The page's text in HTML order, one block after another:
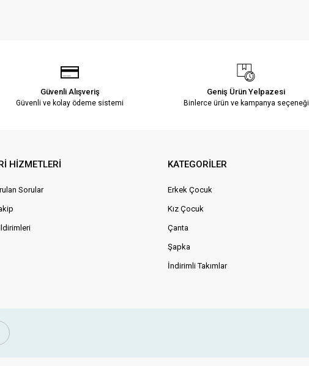
Güvenli Alışveriş
Güvenli ve kolay ödeme sistemi
Geniş Ürün Yelpazesi
Binlerce ürün ve kampanya seçeneği
HİZMETLERİ
Sorular
KATEGORİLER
Erkek Çocuk
Kız Çocuk
Çanta
Şapka
İndirimli Takımlar